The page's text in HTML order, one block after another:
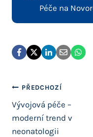
Péče na
Navigace
pro
příspěvek
PŘEDCHOZÍ
Vývojová péče –
moderní trend v
neonatologii